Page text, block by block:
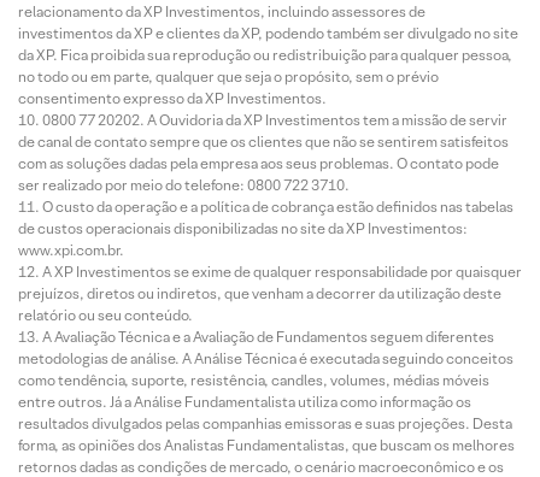
relacionamento da XP Investimentos, incluindo assessores de
investimentos da XP e clientes da XP, podendo também ser divulgado no site
da XP. Fica proibida sua reprodução ou redistribuição para qualquer pessoa,
no todo ou em parte, qualquer que seja o propósito, sem o prévio
consentimento expresso da XP Investimentos.
0800 77 20202. A Ouvidoria da XP Investimentos tem a missão de servir
de canal de contato sempre que os clientes que não se sentirem satisfeitos
com as soluções dadas pela empresa aos seus problemas. O contato pode
ser realizado por meio do telefone: 0800 722 3710.
O custo da operação e a política de cobrança estão definidos nas tabelas
de custos operacionais disponibilizadas no site da XP Investimentos:
www.xpi.com.br.
A XP Investimentos se exime de qualquer responsabilidade por quaisquer
prejuízos, diretos ou indiretos, que venham a decorrer da utilização deste
relatório ou seu conteúdo.
A Avaliação Técnica e a Avaliação de Fundamentos seguem diferentes
metodologias de análise. A Análise Técnica é executada seguindo conceitos
como tendência, suporte, resistência, candles, volumes, médias móveis
entre outros. Já a Análise Fundamentalista utiliza como informação os
resultados divulgados pelas companhias emissoras e suas projeções. Desta
forma, as opiniões dos Analistas Fundamentalistas, que buscam os melhores
retornos dadas as condições de mercado, o cenário macroeconômico e os